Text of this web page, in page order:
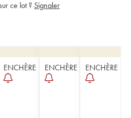
ce lot ? Signaler
ENCHÈRE ENCHÈRE ENCHÈRE